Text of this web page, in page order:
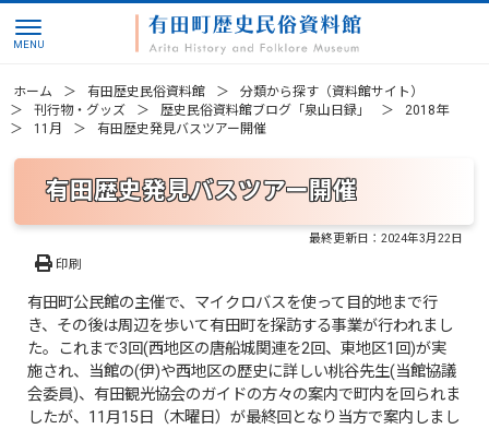
ホーム 有田歴史民俗資料館
分類から探す（資料館サイト）
刊行物・グッズ
歴史民俗資料館ブログ「泉山日録」
2018年
11月
有田歴史発見バスツアー開催
有田歴史発見バスツアー開催
最終更新日：2024年3月22日
印刷
有田町公民館の主催で、マイクロバスを使って目的地まで行
き、その後は周辺を歩いて有田町を探訪する事業が行われまし
た。これまで3回(西地区の唐船城関連を2回、東地区1回)が実
施され、当館の(伊)や西地区の歴史に詳しい桃谷先生(当館協議
会委員)、有田観光協会のガイドの方々の案内で町内を回られま
したが、11月15日（木曜日）が最終回となり当方で案内しまし